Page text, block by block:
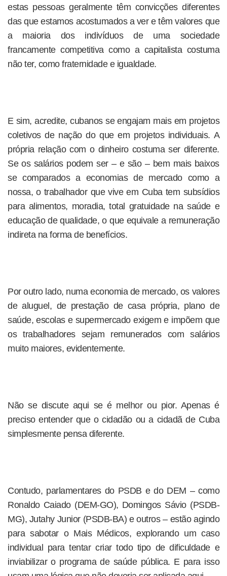
estas pessoas geralmente têm convicções diferentes
das que estamos acostumados a ver e têm valores que
a maioria dos indivíduos de uma sociedade
francamente competitiva como a capitalista costuma
não ter, como fraternidade e igualdade.
E sim, acredite, cubanos se engajam mais em projetos
coletivos de nação do que em projetos individuais. A
própria relação com o dinheiro costuma ser diferente.
Se os salários podem ser – e são – bem mais baixos
se comparados a economias de mercado como a
nossa, o trabalhador que vive em Cuba tem subsídios
para alimentos, moradia, total gratuidade na saúde e
educação de qualidade, o que equivale a remuneração
indireta na forma de benefícios.
Por outro lado, numa economia de mercado, os valores
de aluguel, de prestação de casa própria, plano de
saúde, escolas e supermercado exigem e impõem que
os trabalhadores sejam remunerados com salários
muito maiores, evidentemente.
Não se discute aqui se é melhor ou pior. Apenas é
preciso entender que o cidadão ou a cidadã de Cuba
simplesmente pensa diferente.
Contudo, parlamentares do PSDB e do DEM – como
Ronaldo Caiado (DEM-GO), Domingos Sávio (PSDB-
MG), Jutahy Junior (PSDB-BA) e outros – estão agindo
para sabotar o Mais Médicos, explorando um caso
individual para tentar criar todo tipo de dificuldade e
inviabilizar o programa de saúde pública. E para isso